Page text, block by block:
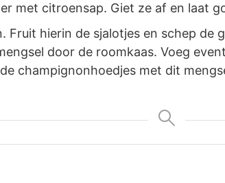
met citroensap. Giet ze af en laat
Fruit hierin de sjalotjes en schep
door de roomkaas. Voeg
champignonhoedjes met dit